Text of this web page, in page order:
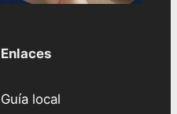
Enlaces
Guía local